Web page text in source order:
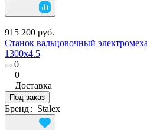
915 200 руб.
Станок вальцовочный
1300х4.5
0
0
Доставка
Под заказ
Бренд: Stalex